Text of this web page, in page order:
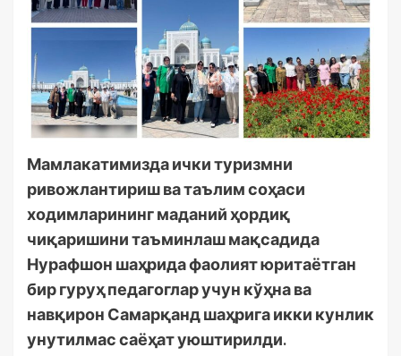
Мамлакатимизда ички туризмни
ривожлантириш ва таълим соҳаси
ходимларининг маданий ҳордиқ
чиқаришини таъминлаш мақсадида
Нурафшон шаҳрида фаолият юритаётган
бир гуруҳ педагоглар учун кўҳна ва
навқирон Самарқанд шаҳрига икки кунлик
унутилмас саёҳат уюштирилди.